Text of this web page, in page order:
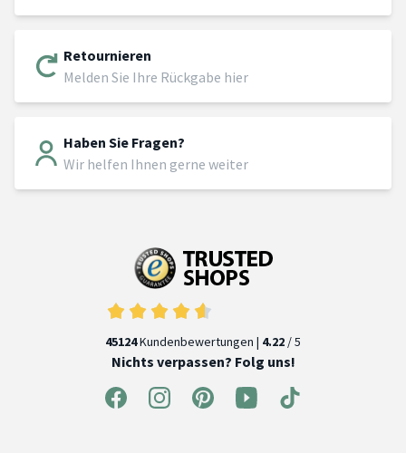
Retournieren
Melden Sie Ihre Rückgabe hier
Haben Sie Fragen?
Wir helfen Ihnen gerne weiter
45124Kundenbewertungen | 4.22 / 5
Nichts verpassen? Folg uns!